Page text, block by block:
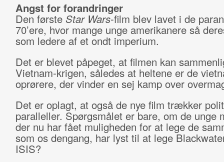
Angst for forandringer
Den første Star Wars-film blev lavet i de
70’ere, hvor mange unge amerikanere så
som ledere af et ondt imperium.
Det er blevet påpeget, at filmen kan
Vietnam-krigen, således at heltene er de
oprørere, der vinder en sej kamp over
Det er oplagt, at også de nye film trækker
paralleller. Spørgsmålet er bare, om de unge
der nu har fået muligheden for at lege de
som os dengang, har lyst til at lege
ISIS?